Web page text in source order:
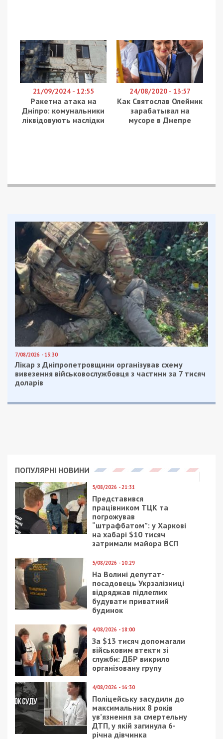
после личного ознакомления с результатами
ремонта дорожного объекта он решит, будет ли
говорить с Филатовым.
Я хочу посмотреть эту информацию, после чего будем
разговаривать с господином Филатовым. Или больше не
будем разговаривать с господином Филатовым, –
отметил Владимир Зеленский.
Facebook
Telegram
Twitter
WhatsApp
ViberEmail
Категории:Суспільство| Метки:видео,
Зеленский,мэр,Новый мост,пари,
президент Украины Филатов,
Центральный мост
Также читайте:2 миллиона и свобода: в
Днепре огласили решение по делу Нового
моста
Рекламні блоки дають нам змогу
залишатися незалежними ЗМІ, а вам -
отримувати найсвіжіші новини під ними.
Читайте також
Предыдущая статья:
Днепрян хотят лишить возможности
Следующая статья:
«Ничего не отменяется»: Зеленский
пообещал днепрянам аэропорт
СУСПІЛЬСТВО
12/12/2018 - 14:37
В Днепре
коммунальщики
3/03/2018 - 16:08
Днепровские
зоозащитники